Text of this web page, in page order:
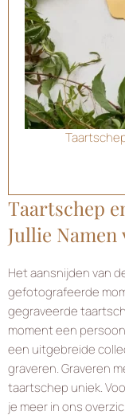
Taartschep
Jullie
Het aansnijden van
gefotografeerde
gegraveerde
moment een
een uitgebreide
graveren. Graveren
taartschep uniek.
je meer in ons